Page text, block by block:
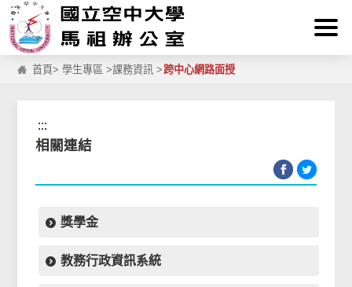
跳到主要內容區塊
:::
首頁>學生專區 >課務資訊 >跨中心網路面授
:::
相關連結
獎學金
教務行政資訊系統